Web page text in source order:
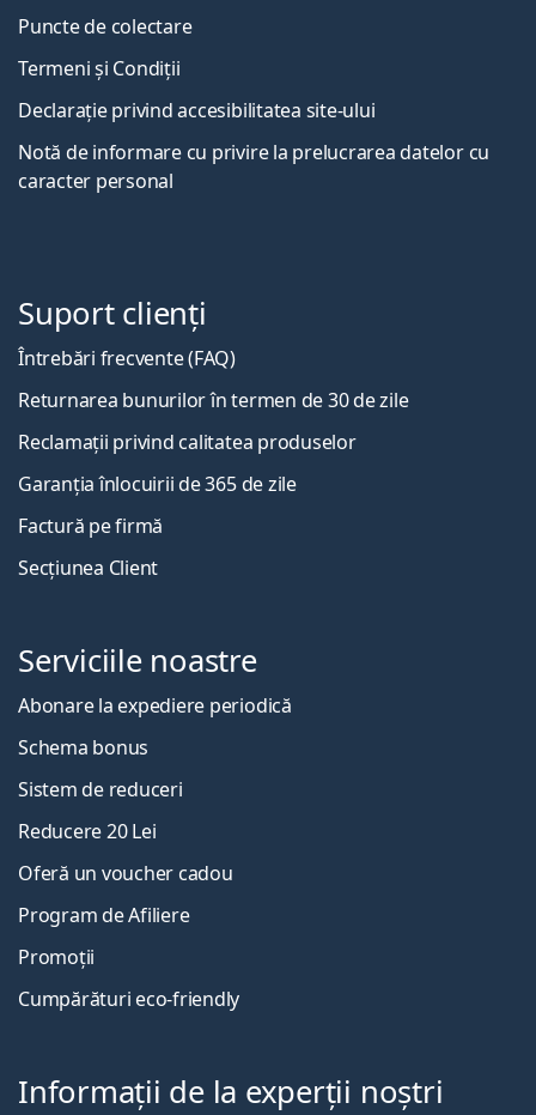
Puncte de colectare
Termeni și Condiții
Declarație privind accesibilitatea site-ului
Notă de informare cu privire la prelucrarea datelor cu
caracter personal
Suport clienți
Întrebări frecvente (FAQ)
Returnarea bunurilor în termen de 30 de zile
Reclamații privind calitatea produselor
Garanția înlocuirii de 365 de zile
Factură pe firmă
Secțiunea Client
Serviciile noastre
Abonare la expediere periodică
Schema bonus
Sistem de reduceri
Reducere 20 Lei
Oferă un voucher cadou
Program de Afiliere
Promoții
Cumpărături eco-friendly
Informații de la experții noștri